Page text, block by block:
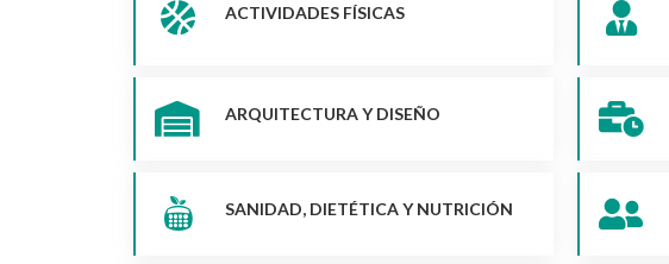
ACTIVIDADES FÍSICAS
ARQUITECTURA Y DISEÑO
SANIDAD, DIETÉTICA Y NUTRICIÓN